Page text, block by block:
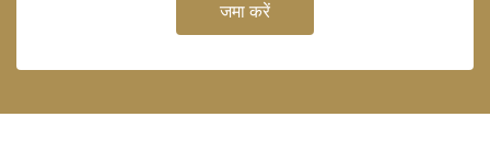
जमा करें